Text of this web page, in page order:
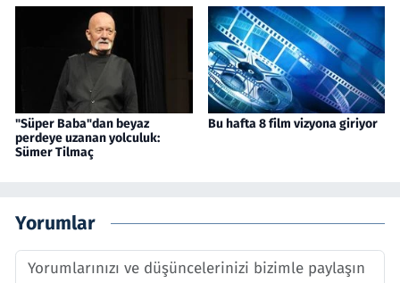
"Süper Baba"dan beyaz
perdeye uzanan yolculuk:
Sümer Tilmaç
Bu hafta 8 film vizyona giriyor
Yorumlar